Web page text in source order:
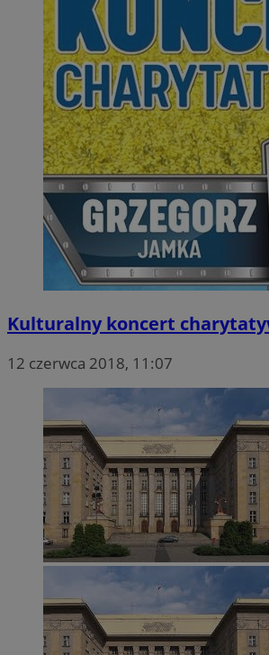
Kulturalny koncert
12 czerwca 2018, 11:07